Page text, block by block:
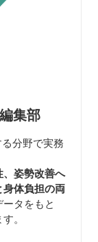
集部
分野で実務
、姿勢改善へ
体負担の両
タをもと
。